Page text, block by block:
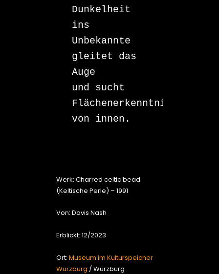
Dunkelheit
ins
Unbekannte
gleitet das
Auge
und sucht
Flächenerkenntnis
von innen.
Werk: Charred celtic bead
(Keltische Perle) – 1991
Von: Davis Nash
Erblickt: 12/2023
Ort: Museum im Kulturspeicher
Würzburg / Würzburg